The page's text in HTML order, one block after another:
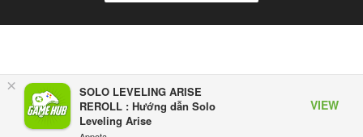
×
SOLO LEVELING ARISE
REROLL : Hướng dẫn Solo
Leveling Arise
VIEW